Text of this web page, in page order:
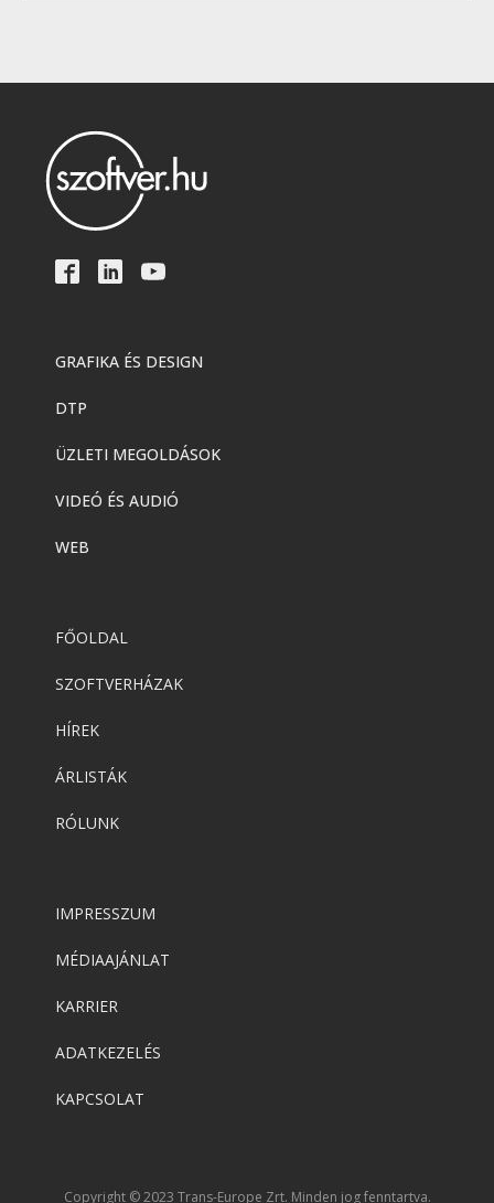
GRAFIKA ÉS DESIGN
DTP
ÜZLETI MEGOLDÁSOK
VIDEÓ ÉS AUDIÓ
WEB
FŐOLDAL
SZOFTVERHÁZAK
HÍREK
ÁRLISTÁK
RÓLUNK
IMPRESSZUM
MÉDIAAJÁNLAT
KARRIER
ADATKEZELÉS
KAPCSOLAT
Copyright © 2023 Trans-Europe Zrt. Minden jog fenntartva.